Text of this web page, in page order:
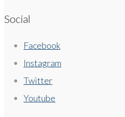
Social
Facebook
Instagram
Twitter
Youtube